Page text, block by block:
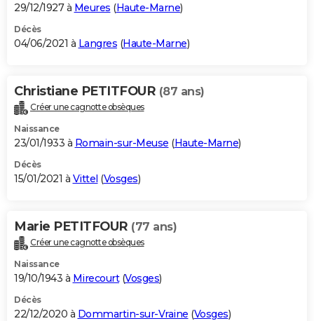
29/12/1927 à Meures (Haute-Marne)
Décès
04/06/2021 à Langres (Haute-Marne)
Christiane PETITFOUR (87 ans)
Créer une cagnotte obsèques
Naissance
23/01/1933 à Romain-sur-Meuse (Haute-Marne)
Décès
15/01/2021 à Vittel (Vosges)
Marie PETITFOUR (77 ans)
Créer une cagnotte obsèques
Naissance
19/10/1943 à Mirecourt(Vosges)
Décès
22/12/2020 à Dommartin-sur-Vraine (Vosges)